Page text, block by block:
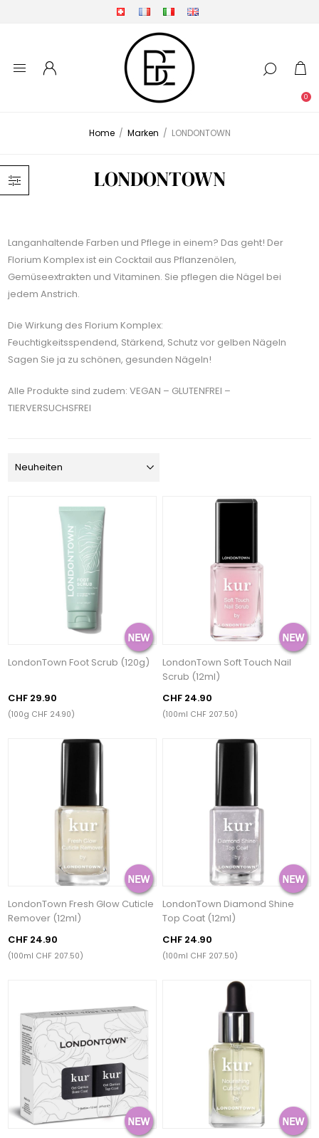
0
Home / Marken / LONDONTOWN
LONDONTOWN
Langanhaltende Farben und Pflege in einem? Das geht! Der
Florium Komplex ist ein Cocktail aus Pflanzenölen,
Gemüseextrakten und Vitaminen. Sie pflegen die Nägel bei
jedem Anstrich.
Die Wirkung des Florium Komplex:
Feuchtigkeitsspendend, Stärkend, Schutz vor gelben Nägeln
Sagen Sie ja zu schönen, gesunden Nägeln!
Alle Produkte sind zudem: VEGAN – GLUTENFREI –
TIERVERSUCHSFREI
LondonTown Foot Scrub (120g)
CHF 29.90
(100g CHF 24.90)
LondonTown Soft Touch Nail
Scrub (12ml)
CHF 24.90
(100ml CHF 207.50)
LondonTown Fresh Glow Cuticle
Remover (12ml)
CHF 24.90
(100ml CHF 207.50)
LondonTown Diamond Shine
Top Coat (12ml)
CHF 24.90
(100ml CHF 207.50)